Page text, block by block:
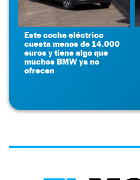
Este coche eléctrico
cuesta menos de 14.000
euros y tiene algo que
muchos BMW ya no
ofrecen